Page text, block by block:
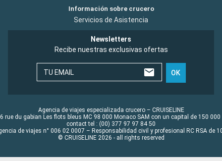
Información sobre crucero
Servicios de Asistencia
Newsletters
Recibe nuestras exclusivas ofertas
TU EMAIL OK
Agencia de viajes especializada crucero – CRUISELINE
rue du gabian Les flots bleus MC 98 000 Monaco SAM con un capital de 150 000
contact tel : (00) 377 97 97 84 50
de viajes n° 006 02 0007 – Responsabilidad civil y profesional RC RSA de
© CRUISELINE 2026 - all rights reserved